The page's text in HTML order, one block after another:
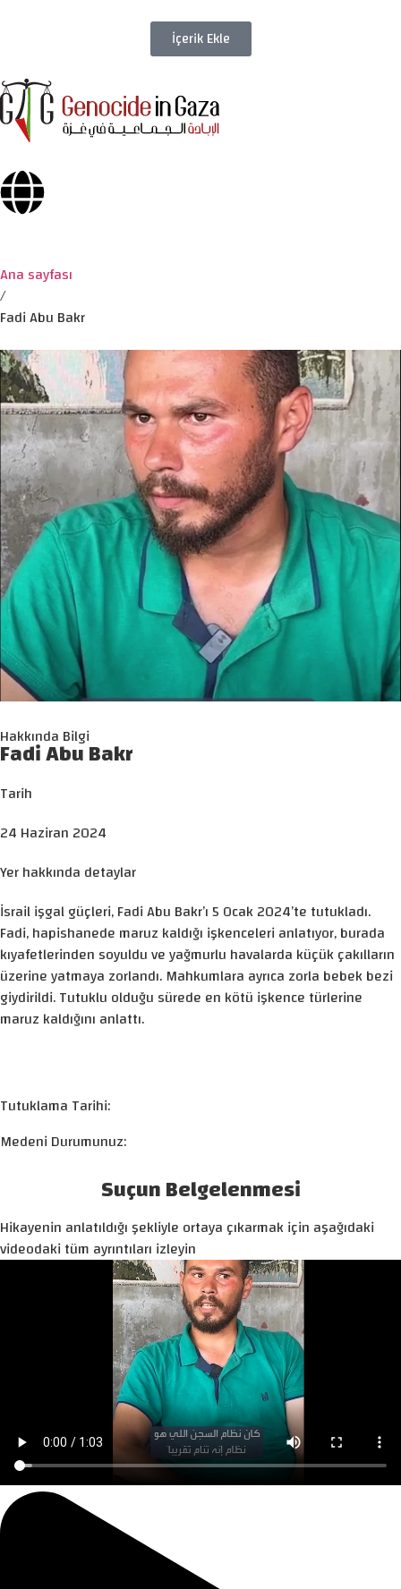
İçerik Ekle
Ana sayfası
/
Fadi Abu Bakr
Hakkında Bilgi
Fadi Abu Bakr
Tarih
24 Haziran 2024
Yer hakkında detaylar
İsrail işgal güçleri, Fadi Abu Bakr’ı 5 Ocak 2024’te tutukladı.
Fadi, hapishanede maruz kaldığı işkenceleri anlatıyor, burada
kıyafetlerinden soyuldu ve yağmurlu havalarda küçük çakılların
üzerine yatmaya zorlandı. Mahkumlara ayrıca zorla bebek bezi
giydirildi. Tutuklu olduğu sürede en kötü işkence türlerine
maruz kaldığını anlattı.
Tutuklama Tarihi:
Medeni Durumunuz:
Suçun Belgelenmesi
Hikayenin anlatıldığı şekliyle ortaya çıkarmak için aşağıdaki
videodaki tüm ayrıntıları izleyin